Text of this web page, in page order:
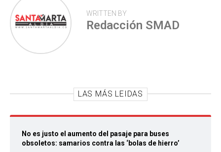
WRITTEN BY
Redacción SMAD
LAS MÁS LEIDAS
No es justo el aumento del pasaje para buses
obsoletos: samarios contra las ‘bolas de hierro’